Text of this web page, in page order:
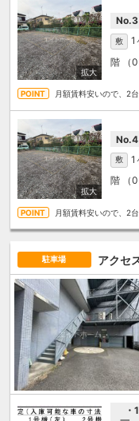
No.3
敷 1
階 （
月額賃料安いので、2
No.4
敷 1
階 （
月額賃料安いので、2
駐車場 アクセ